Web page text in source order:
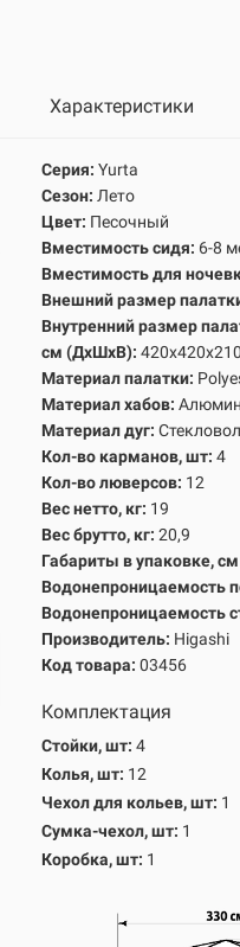
Характеристики
Серия: Yurta
Сезон: Лето
Цвет: Песочный
Вместимость сидя: 6-8
Вместимость для
Внешний размер
Внутренний размер
см (ДхШхВ): 420х420х210
Материал палатки:
Материал хабов:
Материал дуг:
Кол-во карманов, шт: 4
Кол-во люверсов: 12
Вес нетто, кг: 19
Вес брутто, кг: 20,9
Габариты в упаковке, см
Водонепроницаемость
Водонепроницаемость
Производитель: Higashi
Код товара: 03456
Комплектация
Стойки, шт: 4
Колья, шт: 12
Чехол для кольев, шт: 1
Сумка-чехол, шт: 1
Коробка, шт: 1